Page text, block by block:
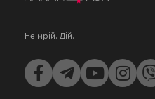
Не мрій. Дій.